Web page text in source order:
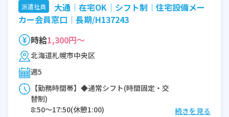
派遣社員
大通│在宅OK│シフト制│住宅設備メー
カー会員窓口│長期/H137243
時給1,300円～
北海道札幌市中央区
週5
【勤務時間帯】◆通常シフト(時間固定・交
替制)
8:50〜17:50(休憩1:00)
続きを見る